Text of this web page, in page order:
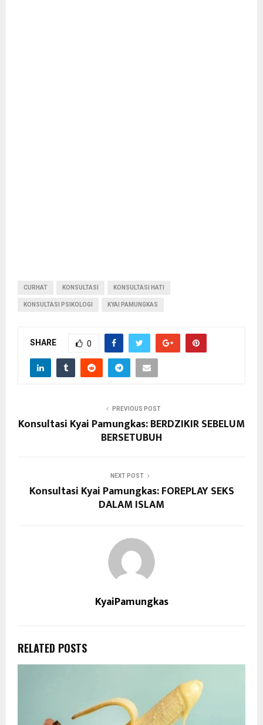
CURHAT KONSULTASI KONSULTASI HATI
KONSULTASI PSIKOLOGI KYAI PAMUNGKAS
SHARE 0
PREVIOUS POST
Konsultasi Kyai Pamungkas: BERDZIKIR SEBELUM
BERSETUBUH
NEXT POST
Konsultasi Kyai Pamungkas: FOREPLAY SEKS
DALAM ISLAM
KyaiPamungkas
RELATED POSTS